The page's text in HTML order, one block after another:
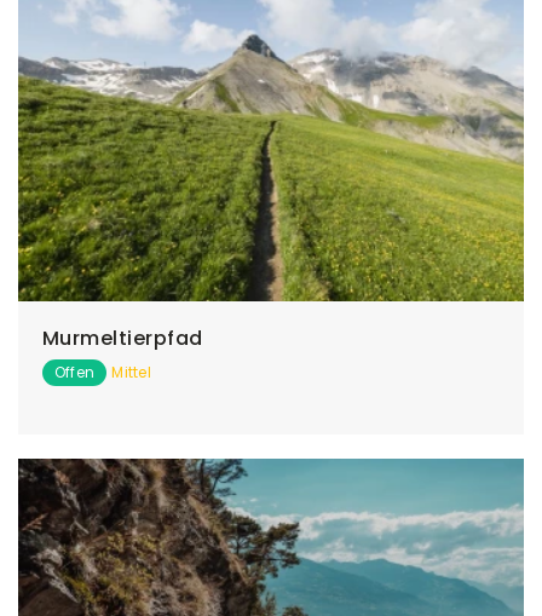
Murmeltierpfad
Offen Mittel